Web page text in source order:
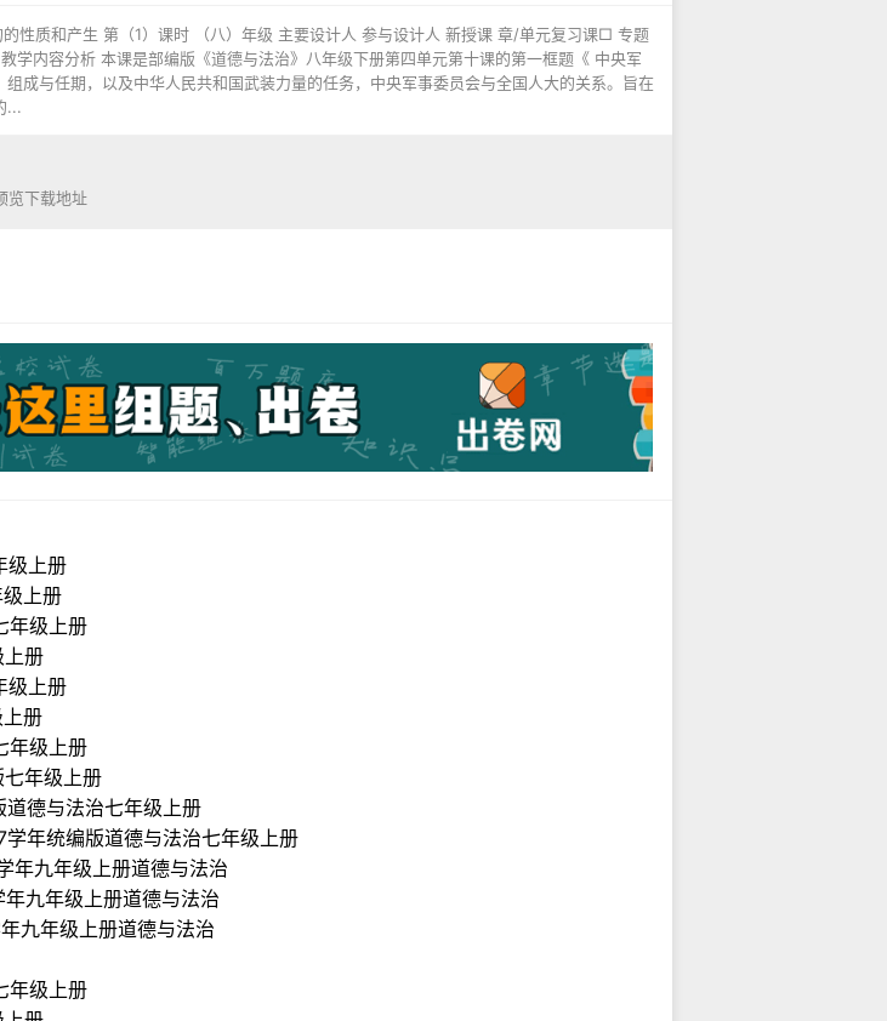
性质和产生 第（1）课时 （八）年级 主要设计人 参与设计人 新授课 章/单元复习课□ 专题
内容分析 本课是部编版《道德与法治》八年级下册第四单元第十课的第一框题《 中央军
成与任期，以及中华人民共和国武装力量的任务，中央军事委员会与全国人大的关系。旨在
...
览下载地址
级上册
上册
年级上册
册
级上册
册
年级上册
年级上册
德与法治七年级上册
年统编版道德与法治七年级上册
九年级上册道德与法治
九年级上册道德与法治
九年级上册道德与法治
年级上册